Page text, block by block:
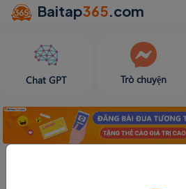
Baitap365.com
Chat GPT Trò chuyện